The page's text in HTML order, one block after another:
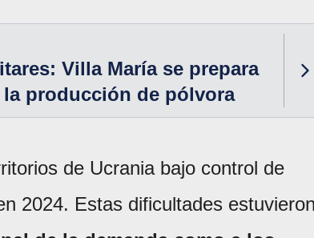
Villa María se prepara
producción de pólvora
de Ucrania bajo control de
2024. Estas dificultades